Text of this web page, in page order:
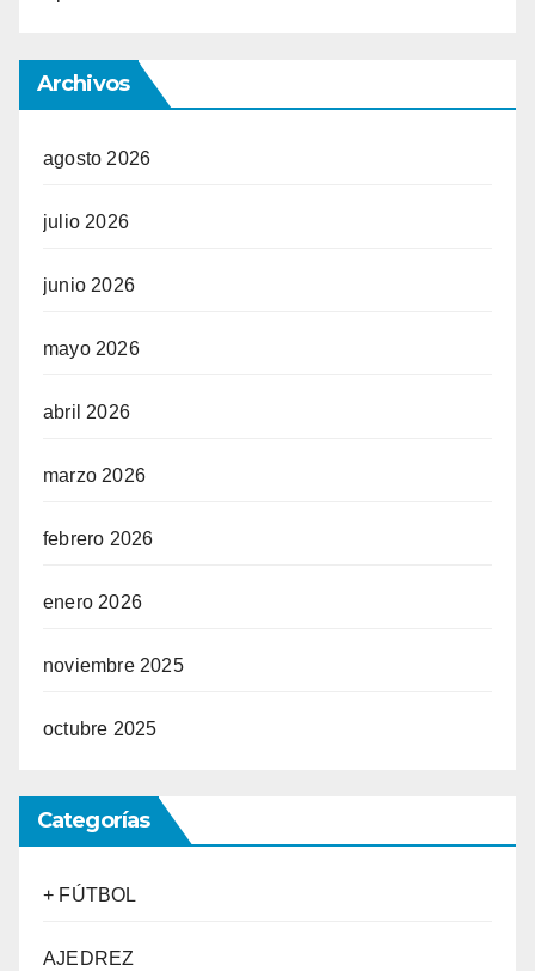
Archivos
agosto 2026
julio 2026
junio 2026
mayo 2026
abril 2026
marzo 2026
febrero 2026
enero 2026
noviembre 2025
octubre 2025
Categorías
+ FÚTBOL
AJEDREZ